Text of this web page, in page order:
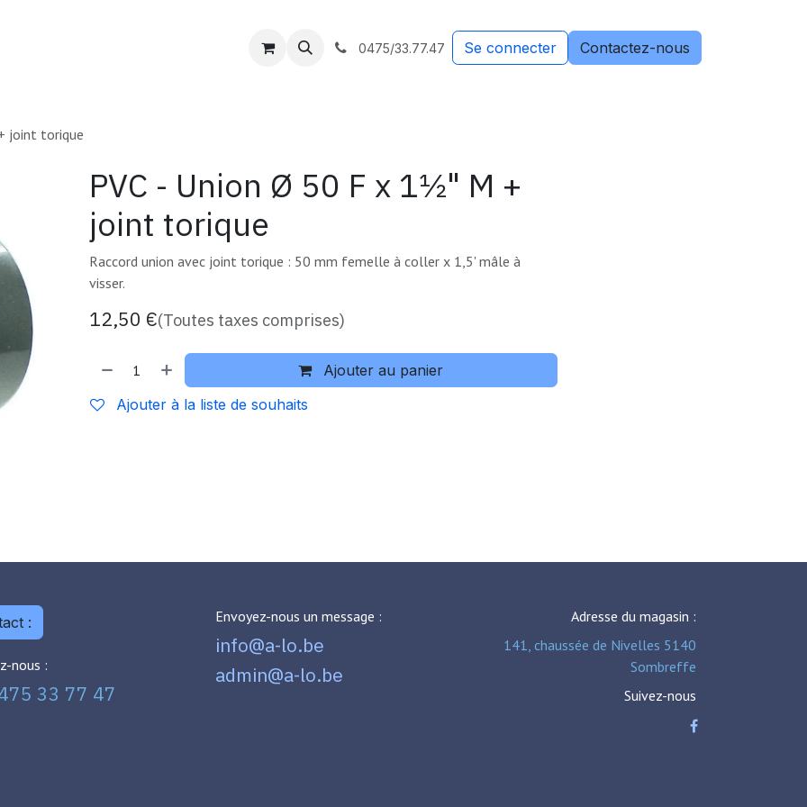
Contactez-nous 0475/33.77.47 Se connecter Contactez-nous
joint torique
PVC - Union Ø 50 F x 1½" M +
joint torique
Raccord union avec joint torique : 50 mm femelle à coller x 1,5' mâle à
visser.
12,50 €(Toutes taxes comprises)
Ajouter au panier
Ajouter à la liste de souhaits
:
nous :
33 77 47
Envoyez-nous un message :
info@a-lo.be
admin@a-lo.be
Adresse du magasin :
141, chaussée de Nivelles 5140
Sombreffe
Suivez-nous